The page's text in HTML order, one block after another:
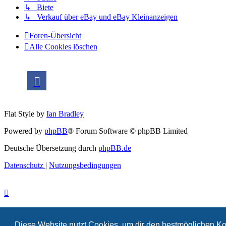
↳ Biete
↳ Verkauf über eBay und eBay Kleinanzeigen
Foren-Übersicht
Alle Cookies löschen
Flat Style by Ian Bradley
Powered by phpBB® Forum Software © phpBB Limited
Deutsche Übersetzung durch phpBB.de
Datenschutz | Nutzungsbedingungen